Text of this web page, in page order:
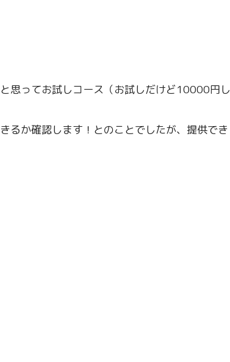
思ってお試しコース（お試しだけど10000円し
るか確認します！とのことでしたが、提供でき